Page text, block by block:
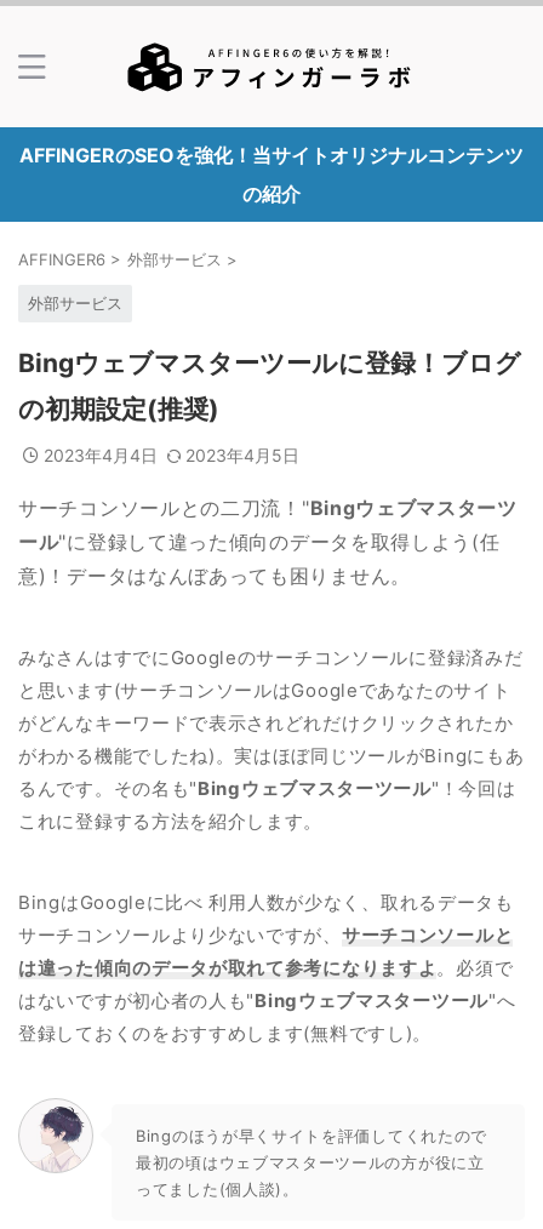
AFFINGERのSEOを強化！当サイトオリジナルコンテンツ
の紹介
AFFINGER6 > 外部サービス >
外部サービス
Bingウェブマスターツールに登録！ブログ
の初期設定(推奨)
2023年4月4日 2023年4月5日
サーチコンソールとの二刀流！"Bingウェブマスターツ
ール"に登録して違った傾向のデータを取得しよう(任
意)！データはなんぼあっても困りません。
みなさんはすでにGoogleのサーチコンソールに登録済みだ
と思います(サーチコンソールはGoogleであなたのサイト
がどんなキーワードで表示されどれだけクリックされたか
がわかる機能でしたね)。実はほぼ同じツールがBingにもあ
るんです。その名も"Bingウェブマスターツール"！今回は
これに登録する方法を紹介します。
BingはGoogleに比べ 利用人数が少なく、取れるデータも
サーチコンソールより少ないですが、 サーチコンソールと
は違った傾向のデータが取れて参考になりますよ。必須で
はないですが初心者の人も"Bingウェブマスターツール"へ
登録しておくのをおすすめします(無料ですし)。
Bingのほうが早くサイトを評価してくれたので
最初の頃はウェブマスターツールの方が役に立
ってました(個人談)。